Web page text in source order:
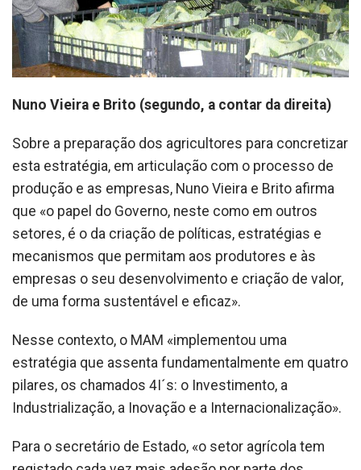
Nuno Vieira e Brito (segundo, a contar da direita)
Sobre a preparação dos agricultores para concretizar
esta estratégia, em articulação com o processo de
produção e as empresas, Nuno Vieira e Brito afirma
que «o papel do Governo, neste como em outros
setores, é o da criação de políticas, estratégias e
mecanismos que permitam aos produtores e às
empresas o seu desenvolvimento e criação de valor,
de uma forma sustentável e eficaz».
Nesse contexto, o MAM «implementou uma
estratégia que assenta fundamentalmente em quatro
pilares, os chamados 4I´s: o Investimento, a
Industrialização, a Inovação e a Internacionalização».
Para o secretário de Estado, «o setor agrícola tem